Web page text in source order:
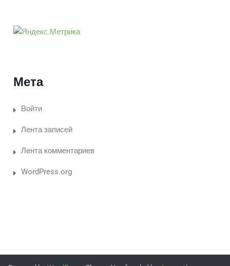
Мета
Войти
Лента записей
Лента комментариев
WordPress.org